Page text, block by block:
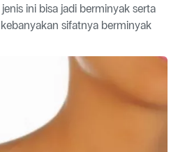
ini bisa jadi berminyak serta
sifatnya berminyak